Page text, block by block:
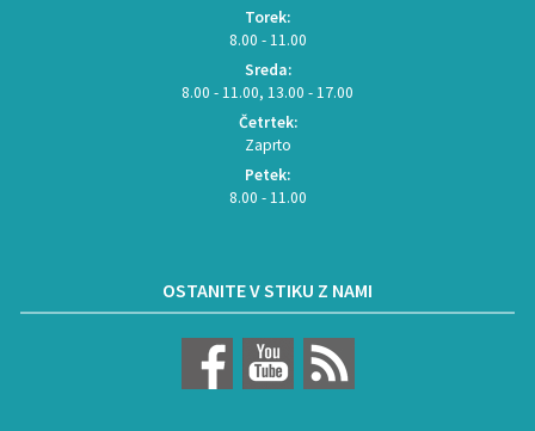
Torek:
8.00 - 11.00
Sreda:
8.00 - 11.00, 13.00 - 17.00
Četrtek:
Zaprto
Petek:
8.00 - 11.00
OSTANITE V STIKU Z NAMI